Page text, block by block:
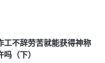
的试炼突然临到你的
，而且能为神作出见
得。你为神作了见证你
心舍命的人，你就是神
工不辞劳苦就能获得神称
吗（下）